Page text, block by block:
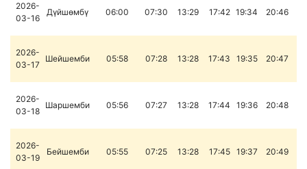
2026-
03-16
Дүйшөмбү 06:00 07:30 13:29 17:42 19:34 20:46
2026-
03-17
Шейшемби 05:58 07:28 13:28 17:43 19:35 20:47
2026-
03-18
Шаршемби 05:56 07:27 13:28 17:44 19:36 20:48
2026-
03-19
Бейшемби 05:55 07:25 13:28 17:45 19:37 20:49